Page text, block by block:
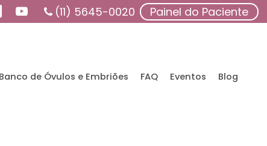
(11) 5645-0020 Painel do Paciente
Banco de Óvulos e Embriões FAQ Eventos Blog